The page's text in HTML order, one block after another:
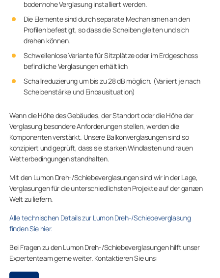
bodenhohe Verglasung installiert werden.
Die Elemente sind durch separate Mechanismen an den
Profilen befestigt, so dass die Scheiben gleiten und sich
drehen können.
Schwellenlose Variante für Sitzplätze oder im Erdgeschoss
befindliche Verglasungen erhältlich
Schallreduzierung um bis zu 28 dB möglich. (Variiert je nach
Scheibenstärke und Einbausituation)
Wenn die Höhe des Gebäudes, der Standort oder die Höhe der
Verglasung besondere Anforderungen stellen, werden die
Komponenten verstärkt. Unsere Balkonverglasungen sind so
konzipiert und geprüft, dass sie starken Windlasten und rauen
Wetterbedingungen standhalten.
Mit den Lumon Dreh-/Schiebeverglasungen sind wir in der Lage,
Verglasungen für die unterschiedlichsten Projekte auf der ganzen
Welt zu liefern.
Alle technischen Details zur Lumon Dreh-/Schiebeverglasung
finden Sie hier.
Bei Fragen zu den Lumon Dreh-/Schiebeverglasungen hilft unser
Expertenteam gerne weiter. Kontaktieren Sie uns: